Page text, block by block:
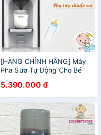
[HÀNG CHÍNH HÃNG] Máy
Pha Sữa Tự Động Cho Bé
Máy Pha Sữa Thông Minh
Bảo Hành 12 Tháng
5.390.000 đ